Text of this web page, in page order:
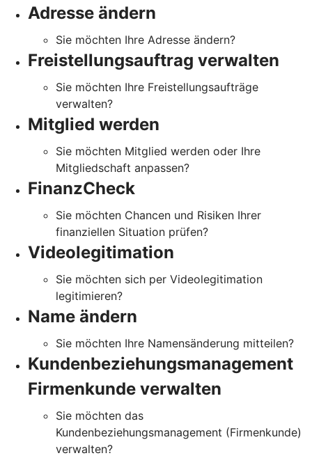
Adresse ändern
Sie möchten Ihre Adresse ändern?
Freistellungsauftrag verwalten
Sie möchten Ihre Freistellungsaufträge
verwalten?
Mitglied werden
Sie möchten Mitglied werden oder Ihre
Mitgliedschaft anpassen?
FinanzCheck
Sie möchten Chancen und Risiken Ihrer
finanziellen Situation prüfen?
Videolegitimation
Sie möchten sich per Videolegitimation
legitimieren?
Name ändern
Sie möchten Ihre Namensänderung mitteilen?
Kundenbeziehungsmanagement
Firmenkunde verwalten
Sie möchten das
Kundenbeziehungsmanagement (Firmenkunde)
verwalten?